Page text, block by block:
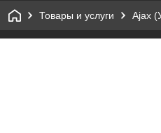
Товары и услуги Ajax